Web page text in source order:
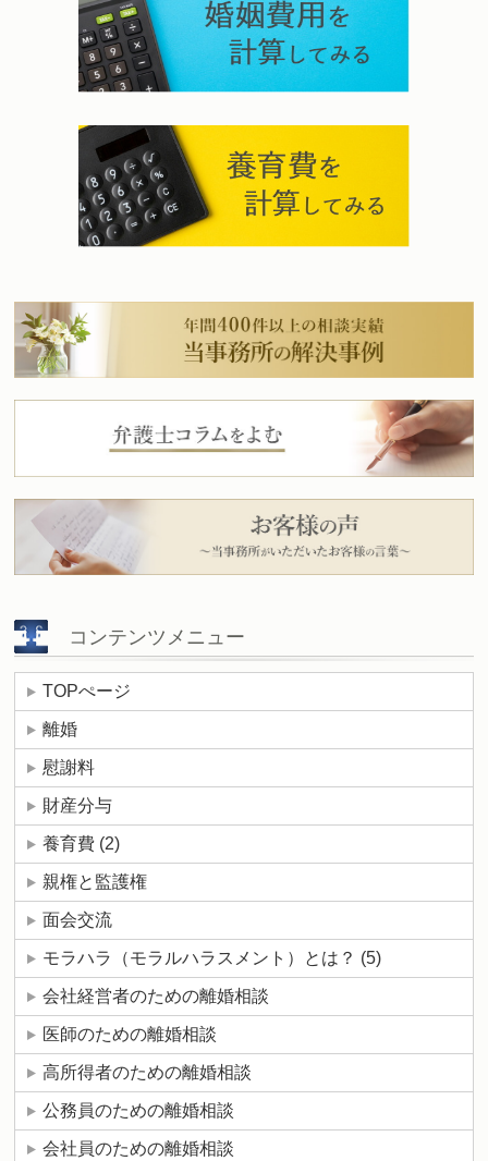
コンテンツメニュー
TOPぺージ
離婚
慰謝料
財産分与
養育費 (2)
親権と監護権
面会交流
モラハラ（モラルハラスメント）とは？ (5)
会社経営者のための離婚相談
医師のための離婚相談
高所得者のための離婚相談
公務員のための離婚相談
会社員のための離婚相談